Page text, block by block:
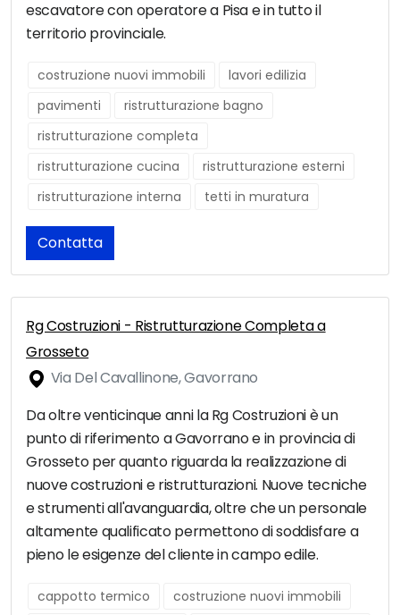
escavatore con operatore a Pisa e in tutto il
territorio provinciale.
costruzione nuovi immobili
lavori edilizia
pavimenti
ristrutturazione bagno
ristrutturazione completa
ristrutturazione cucina
ristrutturazione esterni
ristrutturazione interna
tetti in muratura
Contatta
Rg Costruzioni - Ristrutturazione Completa a
Grosseto
Via Del Cavallinone, Gavorrano
Da oltre venticinque anni la Rg Costruzioni è un
punto di riferimento a Gavorrano e in provincia di
Grosseto per quanto riguarda la realizzazione di
nuove costruzioni e ristrutturazioni. Nuove tecniche
e strumenti all'avanguardia, oltre che un personale
altamente qualificato permettono di soddisfare a
pieno le esigenze del cliente in campo edile.
cappotto termico
costruzione nuovi immobili